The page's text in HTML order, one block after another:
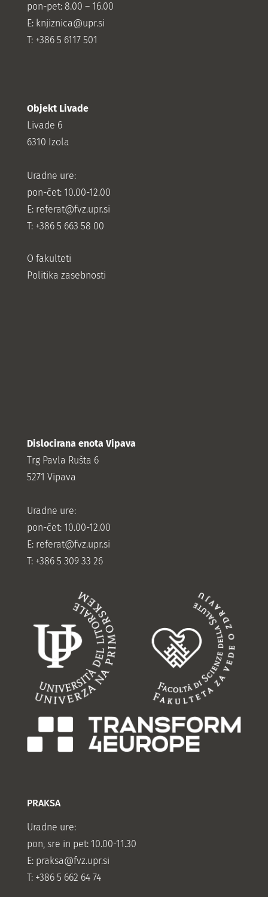
pon-pet: 8.00 – 16.00
E: knjiznica@upr.si
T: +386 5 6117 501
Objekt Livade
Livade 6
6310 Izola
Uradne ure:
pon-čet: 10.00-12.00
E: referat@fvz.upr.si
T: +386 5 663 58 00
O fakulteti
Politika zasebnosti
Dislocirana enota Vipava
Trg Pavla Rušta 6
5271 Vipava
Uradne ure:
pon-čet: 10.00-12.00
E: referat@fvz.upr.si
T: +386 5 309 33 26
PRAKSA
Uradne ure:
pon, sre in pet: 10.00-11.30
E: praksa@fvz.upr.si
T: +386 5 662 64 74